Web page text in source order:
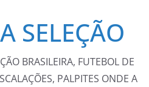
SELEÇÃO
BRASILEIRA, FUTEBOL DE
PALPITES ONDE A